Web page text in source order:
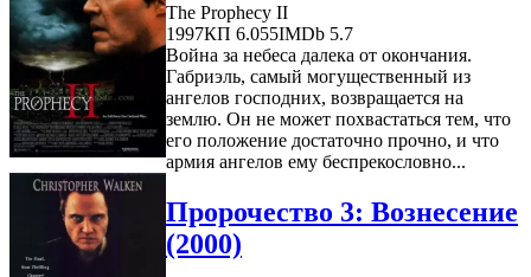
The Prophecy II
1997КП 6.055IMDb 5.7
Война за небеса далека от окончания.
Габриэль, самый могущественный из
ангелов господних, возвращается на
землю. Он не может похвастаться тем, что
его положение достаточно прочно, и что
армия ангелов ему беспрекословно...
Пророчество 3: Вознесение
(2000)